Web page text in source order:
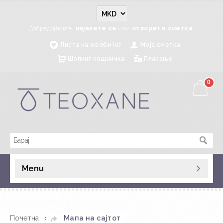
Добредојдовте, најавете се или отворете сметка
Листа на желби (0)
Моја сметка
Шопинг кошничка
Плаќање
0
Menu
Почетна » Мапа на сајтот